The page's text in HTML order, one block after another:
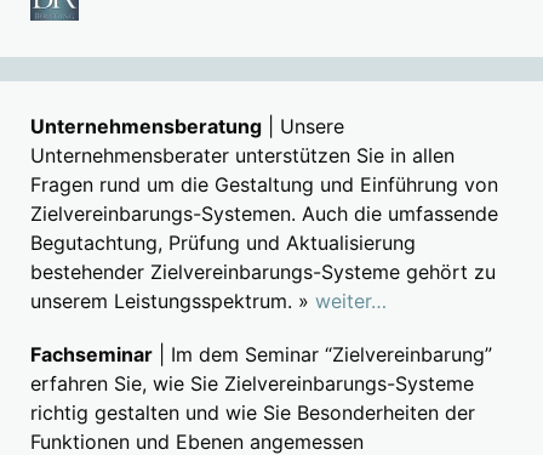
Unternehmensberatung | Unsere
Unternehmensberater unterstützen Sie in allen
Fragen rund um die Gestaltung und Einführung von
Zielvereinbarungs-Systemen. Auch die umfassende
Begutachtung, Prüfung und Aktualisierung
bestehender Zielvereinbarungs-Systeme gehört zu
unserem Leistungsspektrum. » weiter…
Fachseminar | Im dem Seminar “Zielvereinbarung”
erfahren Sie, wie Sie Zielvereinbarungs-Systeme
richtig gestalten und wie Sie Besonderheiten der
Funktionen und Ebenen angemessen